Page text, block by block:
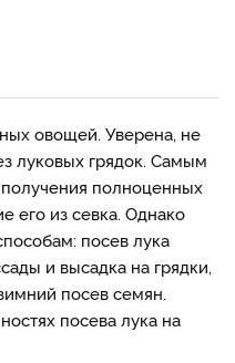
овощей. Уверена, не
луковых грядок. Самым
полноценных
его из севка. Однако
посев лука
и высадка на грядки,
посев семян.
посева лука на